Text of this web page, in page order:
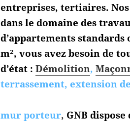
entreprises, tertiaires.
dans le domaine des
d’appartements standards
m², vous avez besoin de
d’état : Démolition,
terrassement, extension
mur porteur, GNB